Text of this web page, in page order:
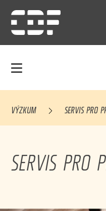
VÝZKUM SERVIS PRO
SERVIS PRO